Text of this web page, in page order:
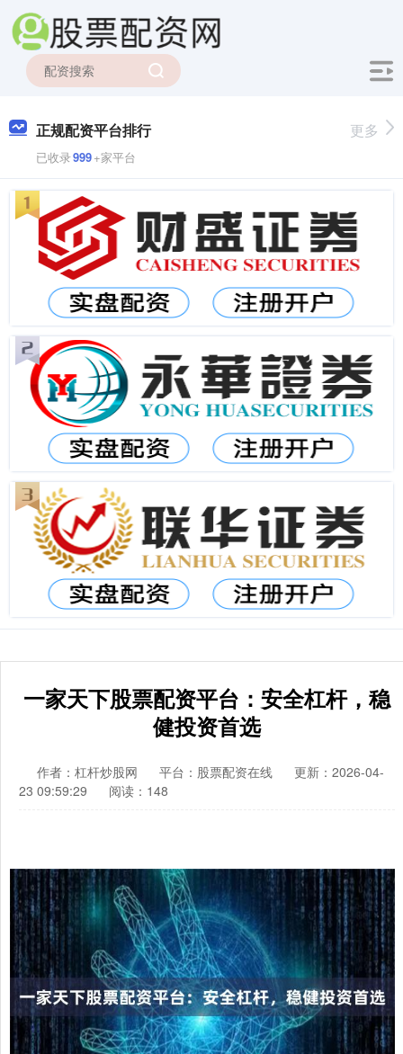
正规配资平台排行
已收录999+家平台
更多
一家天下股票配资平台：安全杠杆，稳
健投资首选
作者：杠杆炒股网 平台：股票配资在线
更新：2026-04-
23 09:59:29
阅读：148